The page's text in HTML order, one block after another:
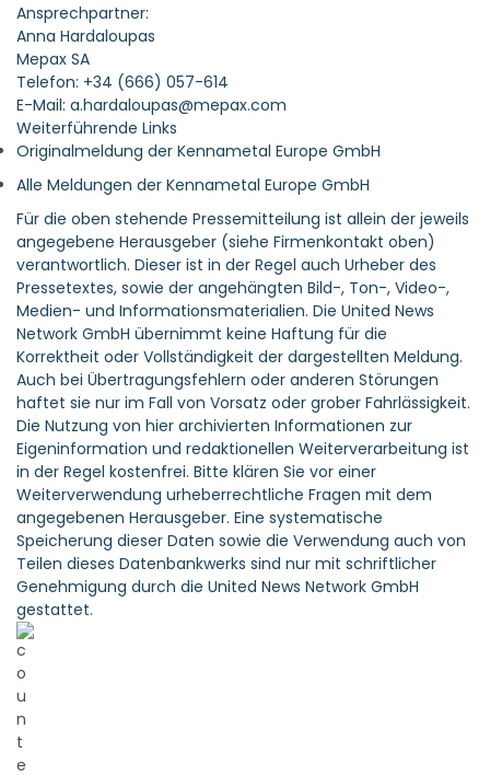
Ansprechpartner:
Anna Hardaloupas
Mepax SA
Telefon: +34 (666) 057-614
E-Mail: a.hardaloupas@mepax.com
Weiterführende Links
Originalmeldung der Kennametal Europe GmbH
Alle Meldungen der Kennametal Europe GmbH
Für die oben stehende Pressemitteilung ist allein der jeweils
angegebene Herausgeber (siehe Firmenkontakt oben)
verantwortlich. Dieser ist in der Regel auch Urheber des
Pressetextes, sowie der angehängten Bild-, Ton-, Video-,
Medien- und Informationsmaterialien. Die United News
Network GmbH übernimmt keine Haftung für die
Korrektheit oder Vollständigkeit der dargestellten Meldung.
Auch bei Übertragungsfehlern oder anderen Störungen
haftet sie nur im Fall von Vorsatz oder grober Fahrlässigkeit.
Die Nutzung von hier archivierten Informationen zur
Eigeninformation und redaktionellen Weiterverarbeitung ist
in der Regel kostenfrei. Bitte klären Sie vor einer
Weiterverwendung urheberrechtliche Fragen mit dem
angegebenen Herausgeber. Eine systematische
Speicherung dieser Daten sowie die Verwendung auch von
Teilen dieses Datenbankwerks sind nur mit schriftlicher
Genehmigung durch die United News Network GmbH
gestattet.